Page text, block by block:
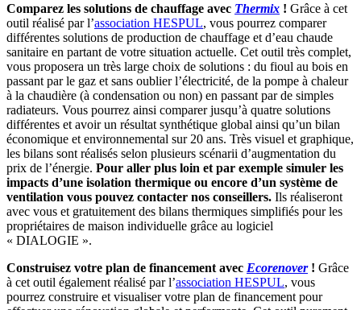
Comparez les solutions de chauffage avec Thermix ! Grâce à cet
outil réalisé par l’association HESPUL, vous pourrez comparer
différentes solutions de production de chauffage et d’eau chaude
sanitaire en partant de votre situation actuelle. Cet outil très complet,
vous proposera un très large choix de solutions : du fioul au bois en
passant par le gaz et sans oublier l’électricité, de la pompe à chaleur
à la chaudière (à condensation ou non) en passant par de simples
radiateurs. Vous pourrez ainsi comparer jusqu’à quatre solutions
différentes et avoir un résultat synthétique global ainsi qu’un bilan
économique et environnemental sur 20 ans. Très visuel et graphique,
les bilans sont réalisés selon plusieurs scénarii d’augmentation du
prix de l’énergie. Pour aller plus loin et par exemple simuler les
impacts d’une isolation thermique ou encore d’un système de
ventilation vous pouvez contacter nos conseillers. Ils réaliseront
avec vous et gratuitement des bilans thermiques simplifiés pour les
propriétaires de maison individuelle grâce au logiciel
« DIALOGIE ».
Construisez votre plan de financement avec Ecorenover! Grâce
à cet outil également réalisé par l’association HESPUL, vous
pourrez construire et visualiser votre plan de financement pour